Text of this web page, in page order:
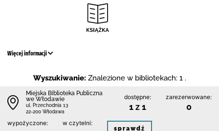
Więcej informacji
Wyszukiwanie: Znalezione w bibliotekach: 1 .
Miejska Biblioteka Publiczna
we Włodawie
ul. Przechodnia 13
22-200 Włodawa
dostępne:
1 z 1
zarezerwowane:
0
wypożyczone: w czytelni:
sprawdź